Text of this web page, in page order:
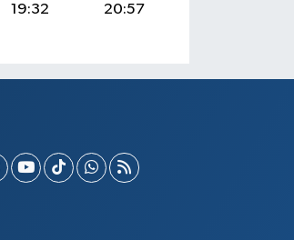
19:32 20:57